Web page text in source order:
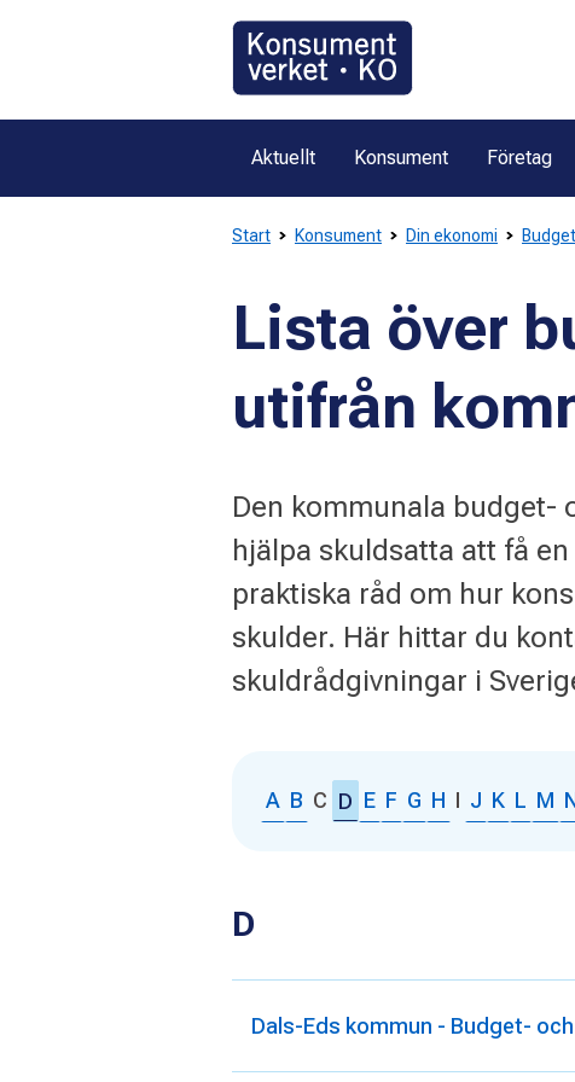
Aktuellt Konsument Företag
Start Konsument Din ekonomi
Lista över
utifrån
Den kommunala budget-
hjälpa skuldsatta att få
praktiska råd om hur
skulder. Här hittar du
skuldrådgivningar i
A B C D E F G H I J K L M
D
Dals-Eds kommun - Budget-